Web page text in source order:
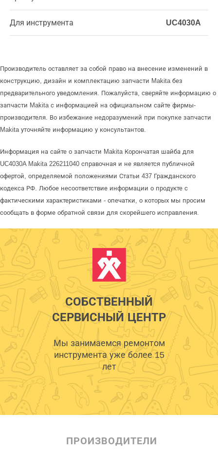
Для инструмента UC4030A
Производитель оставляет за собой право на внесение изменений в
конструкцию, дизайн и комплектацию запчасти Makita без
предварительного уведомления. Пожалуйста, сверяйте информацию о
запчасти Makita с информацией на официальном сайте фирмы-
производителя. Во избежание недоразумений при покупке запчасти
Makita уточняйте информацию у консультантов.
Информация на сайте о запчасти Makita Корончатая шайба для
UC4030A Makita 226211040 справочная и не является публичной
офертой, определяемой положениями Статьи 437 Гражданского
кодекса РФ. Любое несоответствие информации о продукте с
фактическими характеристиками - опечатки, о которых мы просим
сообщать в форме обратной связи для скорейшего исправления.
СОБСТВЕННЫЙ
СЕРВИСНЫЙ ЦЕНТР
Мы занимаемся ремонтом
инструмента уже более 15
лет
ПРОИЗВОДИТЕЛИ